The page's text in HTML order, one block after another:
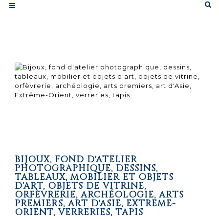
BIJOUX, FOND D'ATELIER
PHOTOGRAPHIQUE, DESSINS,
TABLEAUX, MOBILIER ET OBJETS
D'ART, OBJETS DE VITRINE,
ORFÈVRERIE, ARCHÉOLOGIE, ARTS
PREMIERS, ART D'ASIE, EXTRÊME-
ORIENT, VERRERIES, TAPIS